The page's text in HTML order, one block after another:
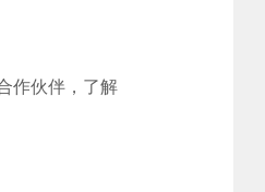
作伙伴，了解